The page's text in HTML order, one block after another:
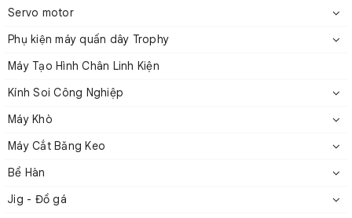
3. Thông số kỹ thuật
Servo motor
Phụ kiện máy quấn dây Trophy
Máy Tạo Hình Chân Linh Kiện
Kính Soi Công Nghiệp
Máy Khò
Máy Cắt Băng Keo
Bể Hàn
Jig - Đồ gá